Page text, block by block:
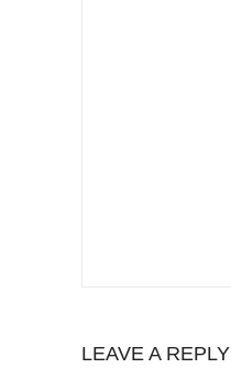
LEAVE A REPLY